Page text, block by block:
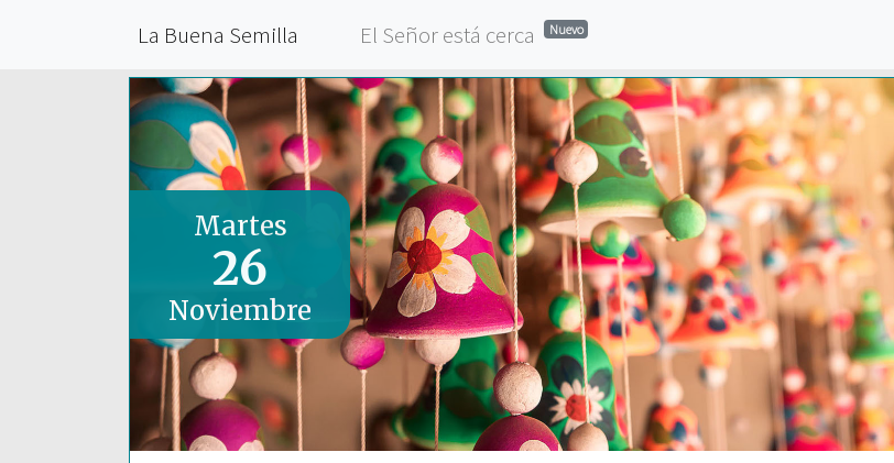
La Buena Semilla El Señor está cerca Nuevo
Martes
26
Noviembre